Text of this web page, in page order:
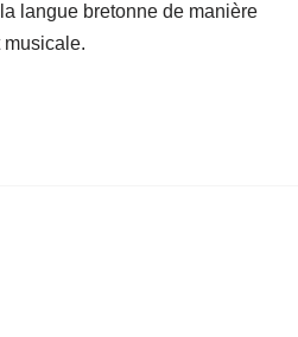
langue bretonne de manière
musicale.